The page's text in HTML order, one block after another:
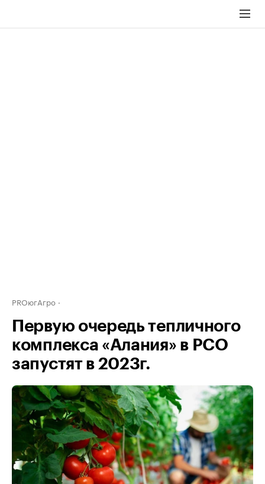
PROюгАгро
Первую очередь тепличного
комплекса «Алания» в РСО
запустят в 2023г.